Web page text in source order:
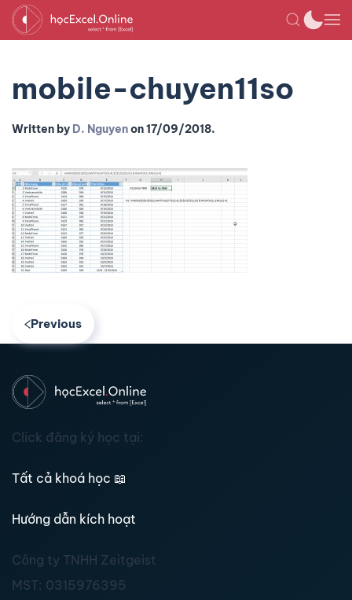
mobile-chuyen11so
Written by D. Nguyenon17/09/2018.
Previous
Click đăng ký học tại:
Tất cả khoá học 📖
Hướng dẫn kích hoạt
Công ty TNHH Zeitgeist
MST: 0315976395